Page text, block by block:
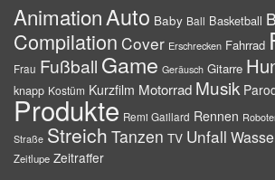
AnimationAuto Baby Ball Basketball
Compilation Cover Erschrecken Fahrrad
Frau Fußball Game Geräusch Gitarre
knapp Kostüm Kurzfilm Motorrad Musik
Produkte Remi Gaillard Rennen
Straße Streich Tanzen TV Unfall
Zeitlupe Zeitraffer